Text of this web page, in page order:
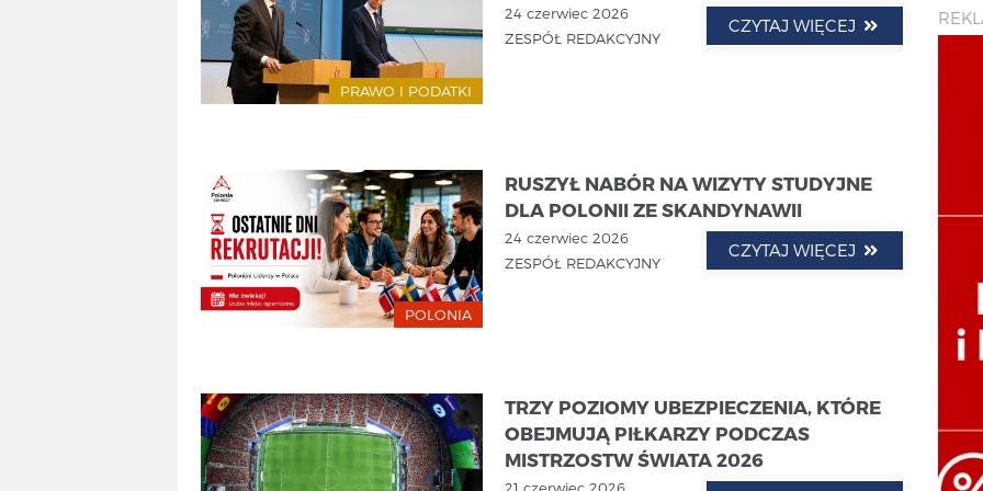
PRAWO I PODATKI
24 czerwiec 2026
ZESPÓŁ REDAKCYJNY
CZYTAJ WIĘCEJ
POLONIA
RUSZYŁ NABÓR NA WIZYTY STUDYJNE
DLA POLONII ZE SKANDYNAWII
24 czerwiec 2026
ZESPÓŁ REDAKCYJNY
CZYTAJ WIĘCEJ
TRZY POZIOMY UBEZPIECZENIA, KTÓRE
OBEJMUJĄ PIŁKARZY PODCZAS
MISTRZOSTW ŚWIATA 2026